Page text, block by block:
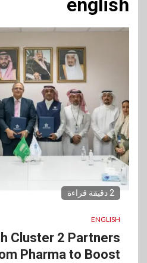
english
2 دقيقة قراءة
ENGLISH
Cluster 2 Partners
Pharma to Boost